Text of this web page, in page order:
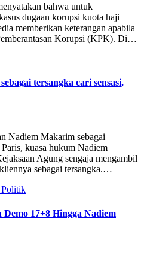
bahwa untuk
dugaan korupsi kuota haji
memberikan keterangan apabila
Korupsi (KPK). Di…
tersangka cari sensasi,
Nadiem Makarim sebagai
kuasa hukum Nadiem
Agung sengaja mengambil
sebagai tersangka.…
Politik
17+8 Hingga Nadiem